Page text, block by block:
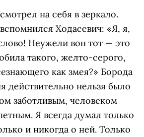
на себя в зеркало.
Ходасевич: «Я, я,
Неужели вон тот — это
такого, желто-серого,
как змея?» Борода
действительно нельзя было
заботливым, человеком
Я всегда думал только
и никогда о ней. Только